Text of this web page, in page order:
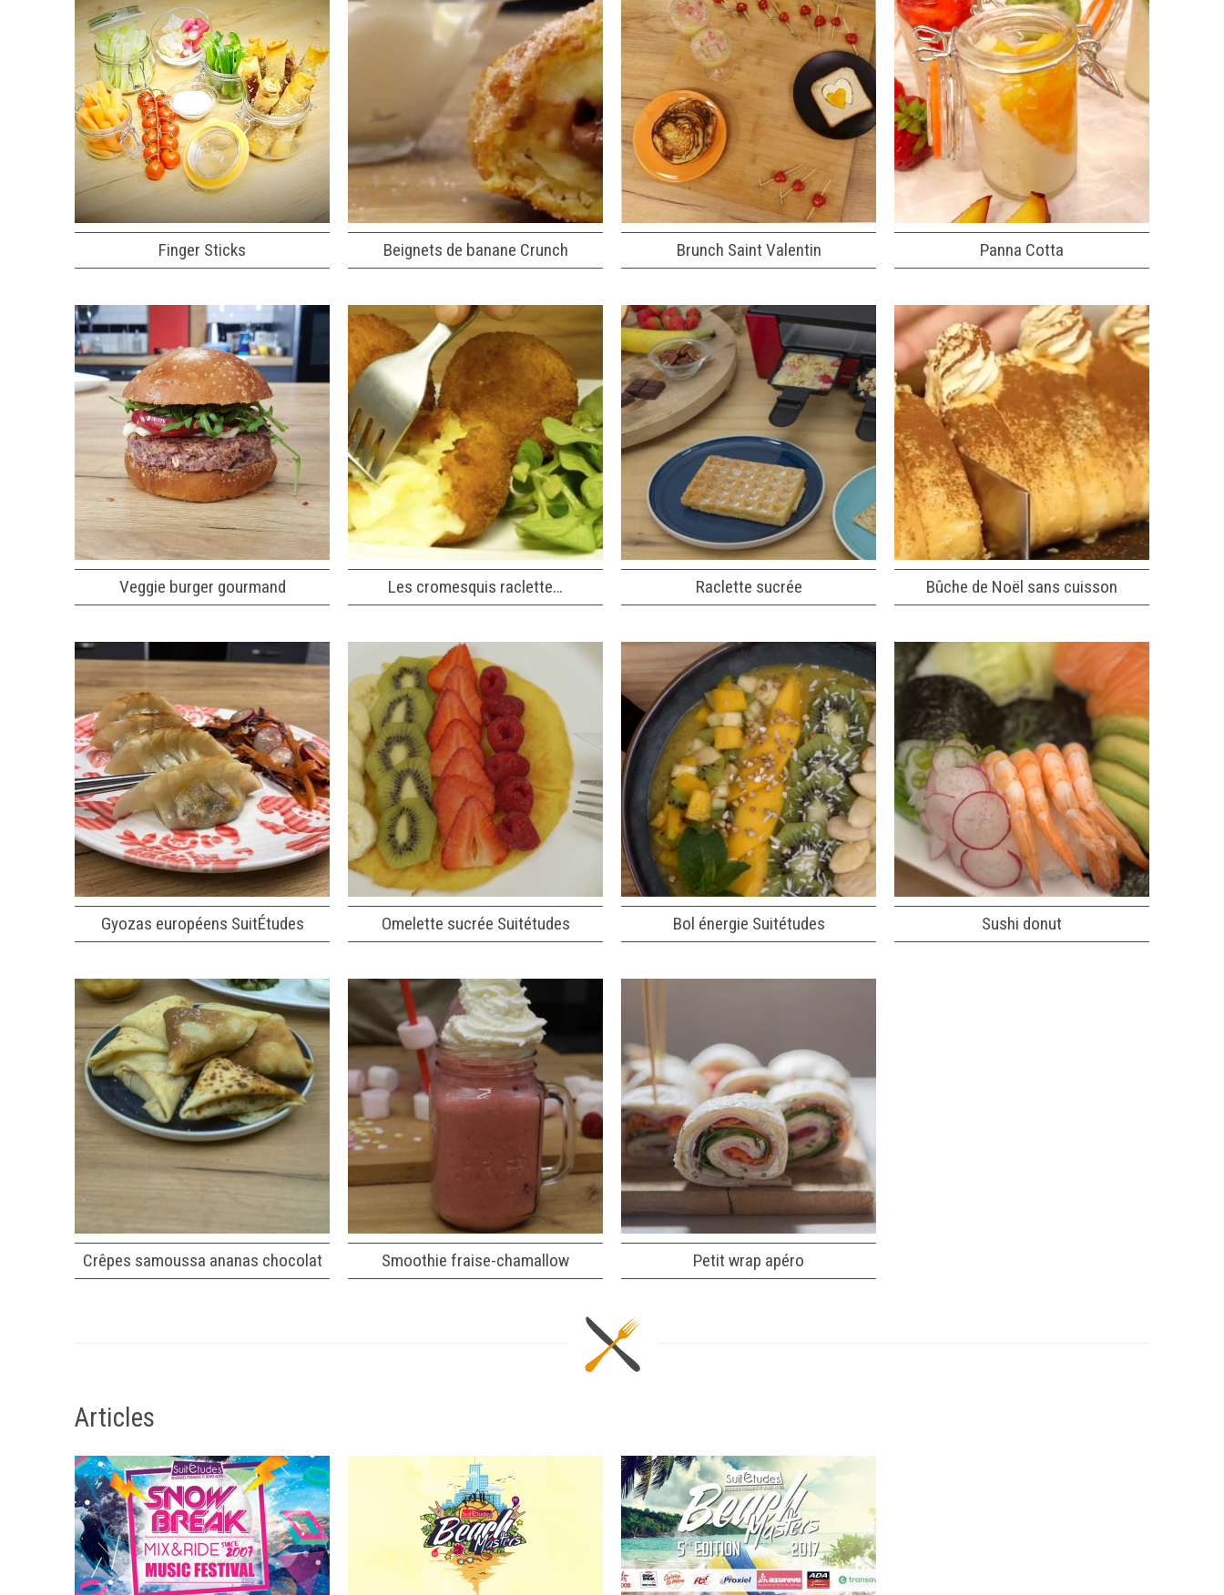
Finger Sticks Beignets de banane Crunch Brunch Saint Valentin Panna Cotta
Veggie burger gourmand Les cromesquis raclette… Raclette sucrée Bûche de Noël sans cuisson
Gyozas européens SuitÉtudes Omelette sucrée Suitétudes Bol énergie Suitétudes Sushi donut
Crêpes samoussa ananas chocolat Smoothie fraise-chamallow Petit wrap apéro
Articles